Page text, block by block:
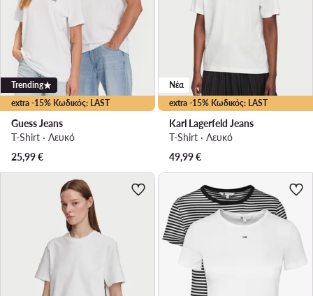
extra -15% Κωδικός: LAST
Trending
Guess Jeans
T-Shirt · Λευκό
25,99€
extra -15% Κωδικός: LAST
Νέα
Karl Lagerfeld Jeans
T-Shirt · Λευκό
49,99€